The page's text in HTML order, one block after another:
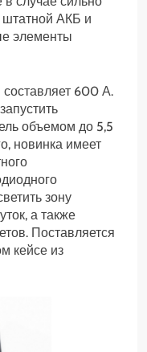
АКБ и
элементы
составляет 600 А.
объемом до 5,5
новинка имеет
зону
а также
Поставляется
кейсе из